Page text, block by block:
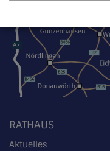
RATHAUS
Aktuelles